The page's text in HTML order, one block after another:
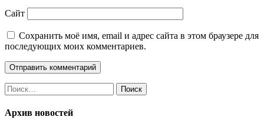
Сайт
Сохранить моё имя, email и адрес сайта в этом браузере для
последующих моих комментариев.
Найти:
Архив новостей